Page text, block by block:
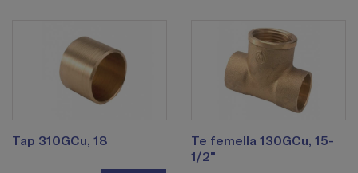
Tap 310GCu, 18
Te femella 130GCu, 15-
1/2"